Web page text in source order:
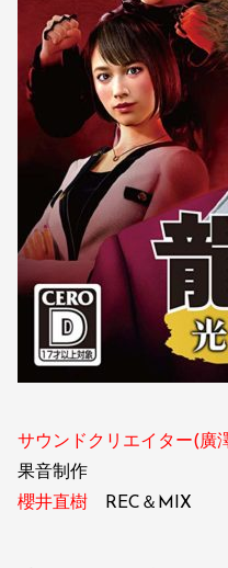
サウンドクリエイター(廣
果音制作
櫻井直樹 REC＆MIX